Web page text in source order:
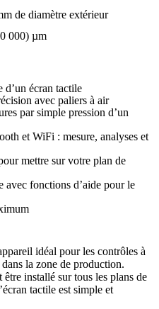
de diamètre extérieur
000) µm
d’un écran tactile
avec paliers à air
par simple pression d’un
et WiFi : mesure, analyses et
mettre sur votre plan de
fonctions d’aide pour le
idéal pour les contrôles à
la zone de production.
installé sur tous les plans de
tactile est simple et